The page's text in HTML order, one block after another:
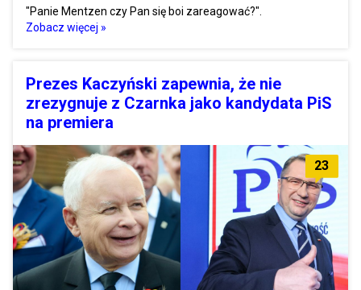
"Panie Mentzen czy Pan się boi zareagować?".
Zobacz więcej »
Prezes Kaczyński zapewnia, że nie
zrezygnuje z Czarnka jako kandydata PiS
na premiera
23